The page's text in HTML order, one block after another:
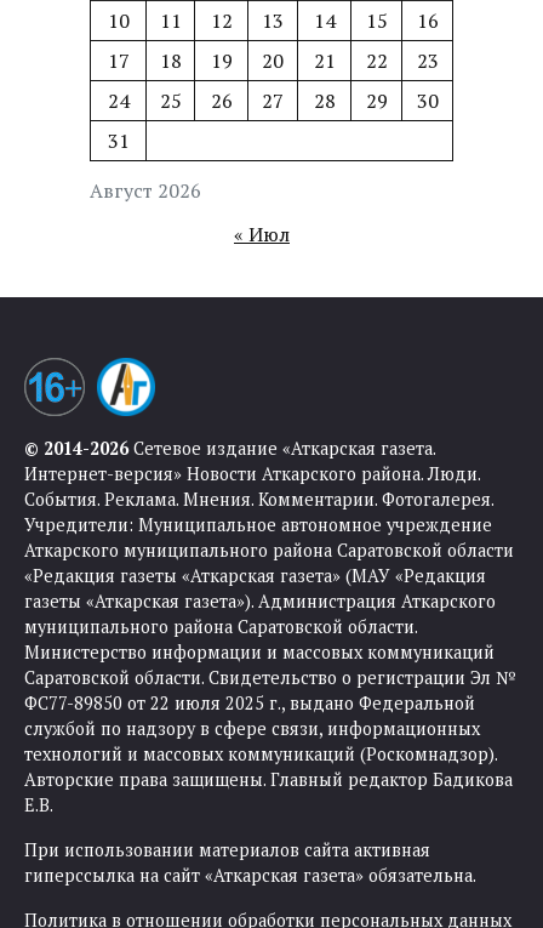
Август 2026
10
11 12 13 14 15
16
17
18 19 20 21 22
23
24
25 26 27 28 29
30
31
« Июл
© 2014-2026Сетевое издание «Аткарская газета.
Интернет-версия» Новости Аткарского района. Люди.
События. Реклама. Мнения. Комментарии. Фотогалерея.
Учредители: Муниципальное автономное учреждение
Аткарского муниципального района Саратовской области
«Редакция газеты «Аткарская газета» (МАУ «Редакция
газеты «Аткарская газета»). Администрация Аткарского
муниципального района Саратовской области.
Министерство информации и массовых коммуникаций
Саратовской области. Свидетельство о регистрации Эл №
ФС77-89850 от 22 июля 2025 г., выдано Федеральной
службой по надзору в сфере связи, информационных
технологий и массовых коммуникаций (Роскомнадзор).
Авторские права защищены. Главный редактор Бадикова
Е.В.
При использовании материалов сайта активная
гиперссылка на сайт «Аткарская газета» обязательна.
Политика в отношении обработки персональных данных